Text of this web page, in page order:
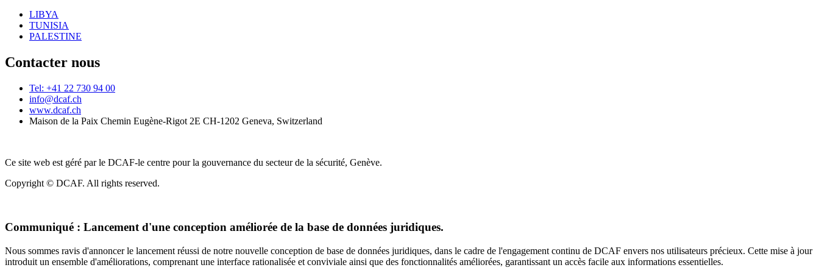
LIBYA
TUNISIA
PALESTINE
Contacter nous
Tel: +41 22 730 94 00
info@dcaf.ch
www.dcaf.ch
Maison de la Paix Chemin Eugène-Rigot 2E CH-1202 Geneva, Switzerland
Ce site web est géré par le DCAF-le centre pour la gouvernance du secteur de la sécurité, Genève.
Copyright © DCAF. All rights reserved.
Communiqué : Lancement d'une conception améliorée de la base de données juridiques.
Nous sommes ravis d'annoncer le lancement réussi de notre nouvelle conception de base de données juridiques, dans le cadre de l'engagement continu de DCAF envers nos utilisateurs précieux. Cette mise à jour
introduit un ensemble d'améliorations, comprenant une interface rationalisée et conviviale ainsi que des fonctionnalités améliorées, garantissant un accès facile aux informations essentielles.